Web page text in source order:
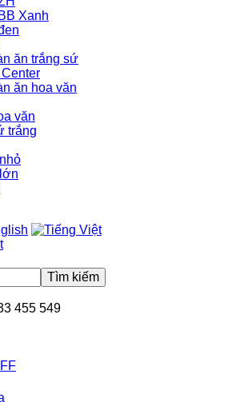
Xanh
ăn trắng sứ
ăn hoa văn
văn
trắng
Tìm kiếm
455 549